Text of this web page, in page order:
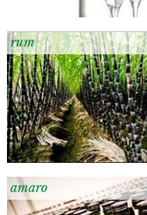
rum
amaro